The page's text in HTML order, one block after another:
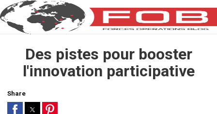
Des pistes pour booster
l'innovation participative
Share